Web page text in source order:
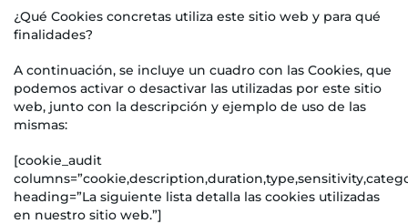
¿Qué Cookies concretas utiliza este sitio web y para qué
finalidades?
A continuación, se incluye un cuadro con las Cookies, que
podemos activar o desactivar las utilizadas por este sitio
web, junto con la descripción y ejemplo de uso de las
mismas:
[cookie_audit
heading=”La siguiente lista detalla las cookies utilizadas
en nuestro sitio web.”]